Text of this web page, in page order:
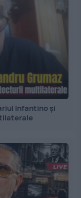
Infantino și